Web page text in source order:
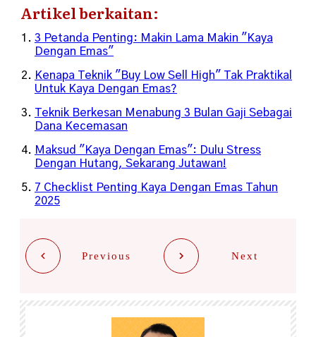
Artikel berkaitan:
3 Petanda Penting: Makin Lama Makin "Kaya
Dengan Emas"
Kenapa Teknik "Buy Low Sell High" Tak Praktikal
Untuk Kaya Dengan Emas?
Teknik Berkesan Menabung 3 Bulan Gaji Sebagai
Dana Kecemasan
Maksud "Kaya Dengan Emas": Dulu Stress
Dengan Hutang, Sekarang Jutawan!
7 Checklist Penting Kaya Dengan Emas Tahun
2025
Previous Next